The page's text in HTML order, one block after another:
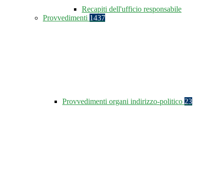
Recapiti dell'ufficio responsabile
Provvedimenti 1437
Provvedimenti organi indirizzo-politico 23